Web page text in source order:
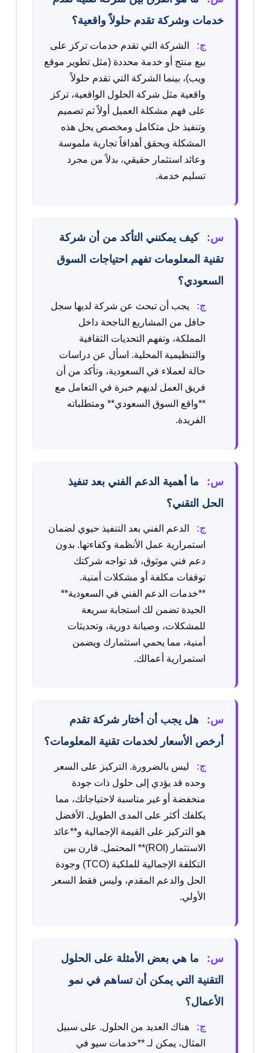
خدمات وشركة تقدم حلولاً واقعية؟
ج:
الشركة التي تقدم خدمات تركز على
بيع منتج أو خدمة محددة (مثل تطوير موقع
ويب)، بينما الشركة التي تقدم حلولاً
واقعية مثل شركة الحلول الواقعية، تركز
على فهم مشكلة العميل أولاً ثم تصميم
وتنفيذ حل متكامل ومخصص يحل هذه
المشكلة ويحقق أهدافاً تجارية ملموسة
وعائد استثمار حقيقي، بدلاً من مجرد
تسليم خدمة.
س:
كيف يمكنني التأكد من أن شركة
تقنية المعلومات تفهم احتياجات السوق
السعودي؟
ج:
يجب أن تبحث عن شركة لديها سجل
حافل من المشاريع الناجحة داخل
المملكة، وتفهم التحديات الثقافية
والتنظيمية المحلية. اسأل عن دراسات
حالة لعملاء في السعودية، وتأكد من أن
فريق العمل لديهم خبرة في التعامل مع
**واقع السوق السعودي** ومتطلباته
الفريدة.
س:
ما أهمية الدعم الفني بعد تنفيذ
الحل التقني؟
ج:
الدعم الفني بعد التنفيذ حيوي لضمان
استمرارية عمل الأنظمة وكفاءتها. بدون
دعم فني موثوق، قد تواجه شركتك
توقفات مكلفة أو مشكلات أمنية.
**خدمات الدعم الفني في السعودية**
الجيدة تضمن لك استجابة سريعة
للمشكلات، وصيانة دورية، وتحديثات
أمنية، مما يحمي استثمارك ويضمن
استمرارية أعمالك.
س:
هل يجب أن أختار شركة تقدم
أرخص الأسعار لخدمات تقنية المعلومات؟
ج:
ليس بالضرورة. التركيز على السعر
وحده قد يؤدي إلى حلول ذات جودة
منخفضة أو غير مناسبة لاحتياجاتك، مما
يكلفك أكثر على المدى الطويل. الأفضل
هو التركيز على القيمة الإجمالية و**عائد
الاستثمار (ROI)** المحتمل. قارن بين
التكلفة الإجمالية للملكية (TCO) وجودة
الحل والدعم المقدم، وليس فقط السعر
الأولي.
س:
ما هي بعض الأمثلة على الحلول
التقنية التي يمكن أن تساهم في نمو
الأعمال؟
ج:
هناك العديد من الحلول. على سبيل
المثال، يمكن لـ **خدمات سيو في